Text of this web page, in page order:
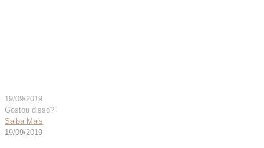
19/09/2019
Gostou disso?
Saiba Mais
19/09/2019